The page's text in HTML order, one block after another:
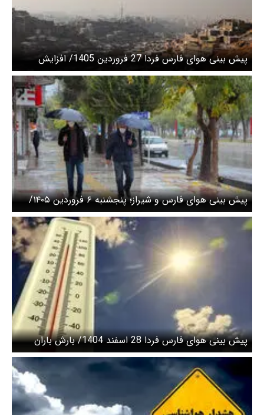
پیش بینی هوای فارس فردا 27 فروردین 1405/ افزایش
تدریجی دما
پیش بینی هوای فارس و شیراز؛ پنجشنبه ۶ فروردین ۱۴۰۵/
بارش شدید رگبار
پیش بینی هوای فارس فردا 28 اسفند 1404/ بارش باران
همراه با رعد و برق و تگرگ